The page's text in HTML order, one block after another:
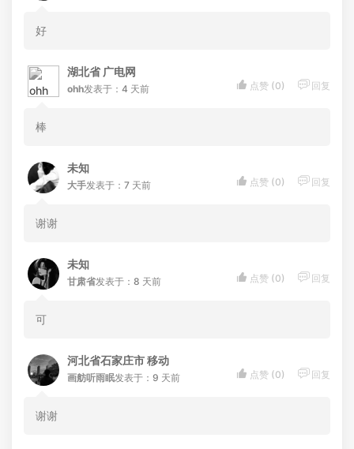
好
湖北省 广电网
ohh发表于：4 天前
棒
 点赞 (0)  回复
未知
大手发表于：7 天前
谢谢
 点赞 (0)  回复
未知
甘肃省发表于：8 天前
可
 点赞 (0)  回复
河北省石家庄市 移动
画舫听雨眠发表于：9 天前
谢谢
 点赞 (0)  回复